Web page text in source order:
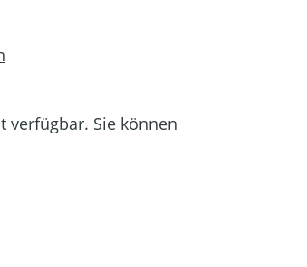
verfügbar. Sie können